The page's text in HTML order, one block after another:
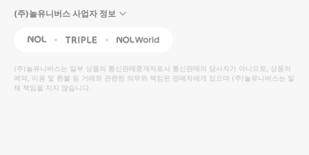
(주)놀유니버스 사업자 정보
NOL Triple Interpark Global
(주)놀유니버스는 일부 상품의 통신판매중개자로서 통신판매의 당사자가 아니므로, 상품의
예약, 이용 및 환불 등 거래와 관련된 의무와 책임은 판매자에게 있으며 (주)놀유니버스는 일
체 책임을 지지 않습니다.